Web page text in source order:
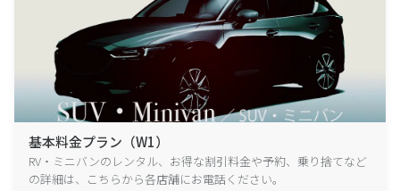
基本料金プラン（W1）
RV・ミニバンのレンタル、お得な割引料金や予約、乗り捨てなど
の詳細は、こちらから各店舗にお電話ください。